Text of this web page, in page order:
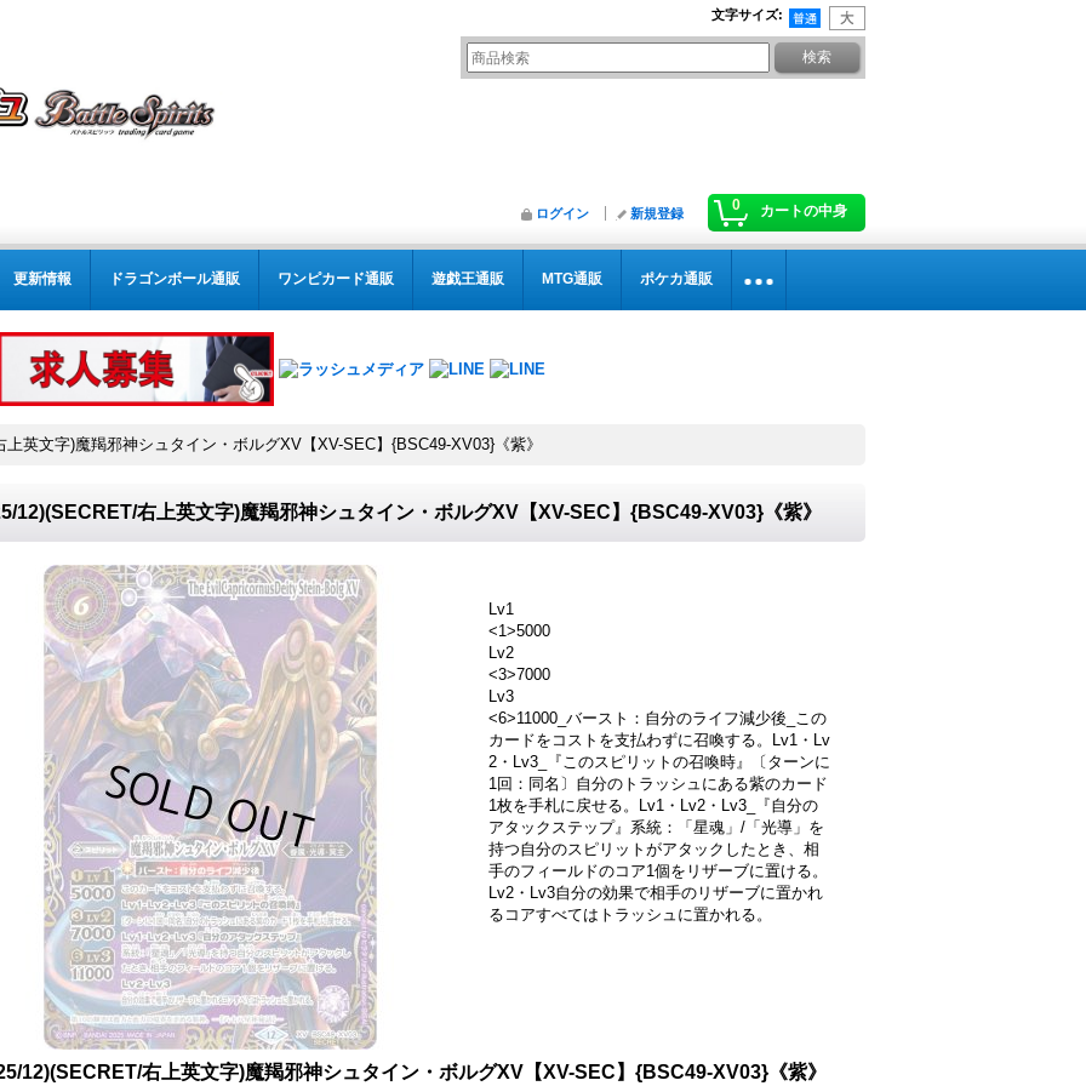
文字サイズ:
0 カートの中身
ログイン 新規登録
更新情報 ドラゴンボール通販 ワンピカード通販 遊戯王通販 MTG通販 ポケカ通販
上英文字)魔羯邪神シュタイン・ボルグXV【XV-SEC】{BSC49-XV03}《紫》
12)(SECRET/右上英文字)魔羯邪神シュタイン・ボルグXV【XV-SEC】{BSC49-XV03}《紫》
Lv1
<1>5000
Lv2
<3>7000
Lv3
<6>11000_バースト：自分のライフ減少後_この
カードをコストを支払わずに召喚する。Lv1・Lv
2・Lv3_『このスピリットの召喚時』〔ターンに
1回：同名〕自分のトラッシュにある紫のカード
1枚を手札に戻せる。Lv1・Lv2・Lv3_『自分の
アタックステップ』系統：「星魂」/「光導」を
持つ自分のスピリットがアタックしたとき、相
手のフィールドのコア1個をリザーブに置ける。
Lv2・Lv3自分の効果で相手のリザーブに置かれ
るコアすべてはトラッシュに置かれる。
12)(SECRET/右上英文字)魔羯邪神シュタイン・ボルグXV【XV-SEC】{BSC49-XV03}《紫》